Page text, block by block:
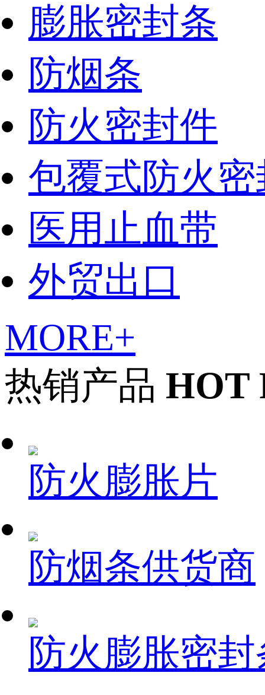
膨胀密封条
防烟条
防火密封件
包覆式防火
医用止血带
外贸出口
MORE+
热销产品 HOT
防火膨胀片
防烟条供货商
防火膨胀密